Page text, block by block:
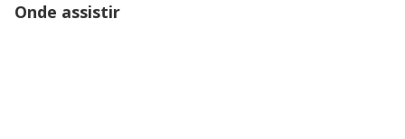
Onde assistir